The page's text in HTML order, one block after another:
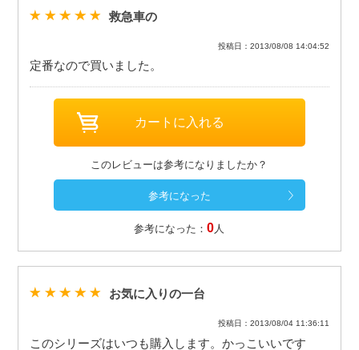
救急車の
投稿日：2013/08/08 14:04:52
定番なので買いました。
このレビューは参考になりましたか？
参考になった：0 人
お気に入りの一台
投稿日：2013/08/04 11:36:11
このシリーズはいつも購入します。かっこいいです